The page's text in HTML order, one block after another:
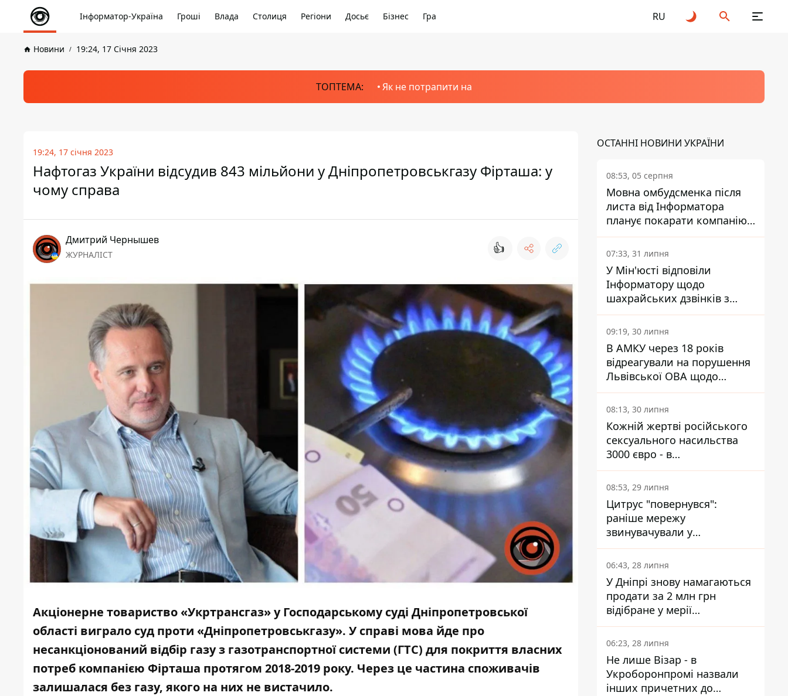
Інформатор-Україна Гроші Влада Столиця Регіони Досьє Бізнес Гра RU
Новини 19:24, 17 Січня 2023
ТОПТЕМА: Як не потрапити на
19:24, 17 січня 2023
Нафтогаз України відсудив 843 мільйони у Дніпропетровськгазу Фірташа: у
чому справа
Дмитрий Чернышев
ЖУРНАЛІСТ 👍
Акціонерне товариство «Укртрансгаз» у Господарському суді Дніпропетровської
області виграло суд проти «Дніпропетровськгазу». У справі мова йде про
несанкціонований відбір газуз газотранспортної системи (ГТС) для покриття власних
потреб компанією Фірташа протягом 2018-2019 року. Через це частина споживачів
залишалася без газу, якого на них не вистачило.
ОСТАННІ НОВИНИ УКРАЇНИ
08:53, 05 серпня
Мовна омбудсменка після
листа від Інформатора
планує покарати компанію-
підрядника ПриватБанку
07:33, 31 липня
У Мін'юсті відповіли
Інформатору щодо
шахрайських дзвінків з
камери Сумського СІЗО так,
що ніхто нічого не зрозумів
09:19, 30 липня
В АМКУ через 18 років
відреагували на порушення
Львівської ОВА щодо
харчування у закладах
освіти
08:13, 30 липня
Кожній жертві російського
сексуального насильства
3000 євро - в
Мінсоцполітики пояснили
Інформатору, звідки на це
гроші
08:53, 29 липня
Цитрус "повернувся":
раніше мережу
звинувачували у
контрабанді техніки та
ухиленні від сплати
податків
06:43, 28 липня
У Дніпрі знову намагаються
продати за 2 млн грн
відібране у мерії
приміщення Укрпошти
06:23, 28 липня
Не лише Візар - в
Укроборонпромі назвали
інших причетних до